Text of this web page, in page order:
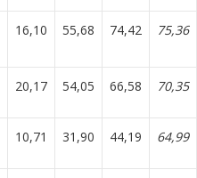
16,10 55,68 74,42 75,36
20,17 54,05 66,58 70,35
10,71 31,90 44,19 64,99